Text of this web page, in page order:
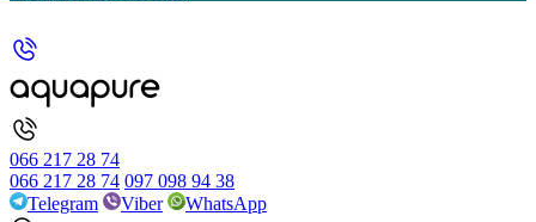
066 217 28 74
066 217 28 74 097 098 94 38
Telegram
Viber WhatsApp